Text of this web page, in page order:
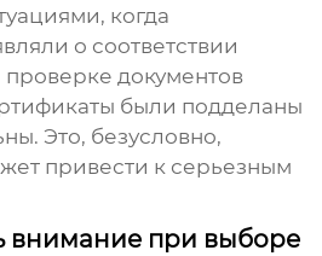
когда
о соответствии
проверке документов
были подделаны
Это, безусловно,
привести к серьезным
внимание при выборе